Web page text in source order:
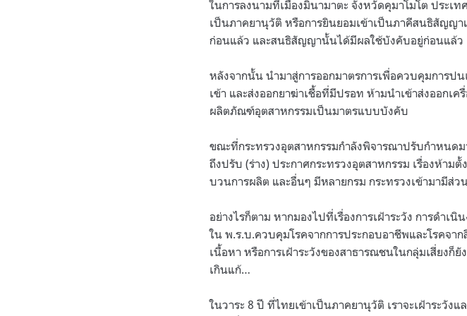
ในการลงนามที่เมืองมินามาตะ จังหวัดคุมาโมโต ประเ
เป็นภาคยานุวัติ หรือการยินยอมเข้าเป็นภาคีสนธิสัญญ
ก่อนแล้ว และสนธิสัญญานั้นได้มีผลใช้บังคับอยู่ก่อนแล้ว
หลังจากนั้น นำมาสู่การออกมาตรการเพื่อควบคุมการ
เข้า และส่งออกยาฆ่าเชื้อที่มีปรอท ห้ามนำเข้าส่งออก
ผลิตภัณฑ์อุตสาหกรรมเป็นมาตรแบบบังคับ
ขณะที่กระทรวงอุตสาหกรรมกำลังพิจารณาปรับกำหนด
ถึงปรับ (ร่าง) ประกาศกระทรวงอุตสาหกรรม เรื่องห้า
บวนการผลิต และอื่นๆ มีหลายกรม กระทรวงเข้ามามีส่ว
อย่างไรก็ตาม หากมองไปที่เรื่องการเฝ้าระวัง การดำ
ใน พ.ร.บ.ควบคุมโรคจากการประกอบอาชีพและโรคจา
เนื้อหา หรือการเฝ้าระวังของสาธารณชนในกลุ่มเสี่ยง
เกินแก้…
ในวาระ 8 ปี ที่ไทยเข้าเป็นภาคยานุวัติ เราจะเฝ้าระวั